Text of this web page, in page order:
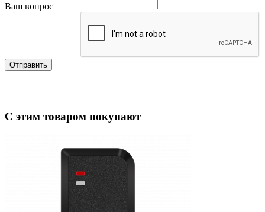
Ваш вопрос
Отправить
С этим товаром покупают